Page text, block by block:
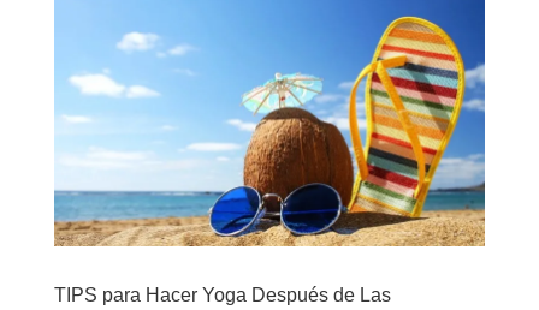
TIPS para Hacer Yoga Después de Las